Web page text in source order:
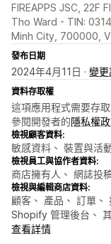
FIREAPPS JSC, 22F
Tho Ward - TIN:
Minh City, 700000,
發布日期
2024年4月11日 · 變
資料存取權
這項應用程式需要存
參閱開發者的隱私權
檢視顧客資料:
敏感資料、 裝置與活
檢視員工與協作者資料:
商店擁有人、 網誌投
檢視與編輯商店資料:
顧客、 產品、 訂單、
Shopify 管理後台、
查看詳情